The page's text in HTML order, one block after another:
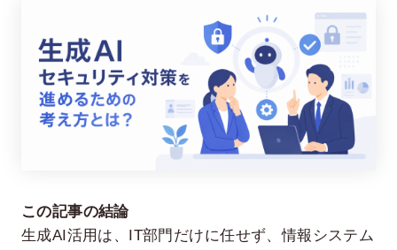
この記事の結論
生成AI活用は、IT部門だけに任せず、情報システム